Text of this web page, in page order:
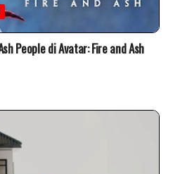
People di Avatar: Fire and Ash